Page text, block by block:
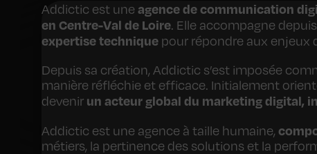
Addictic est une agence de communication
en Centre-Val de Loire. Elle accompagne
expertise technique pour répondre aux enjeux
Depuis sa création, Addictic s’est imposée
manière réfléchie et efficace. Initialement
devenir un acteur global du marketing digital,
Addictic est une agence à taille humaine,
métiers, la pertinence des solutions et la